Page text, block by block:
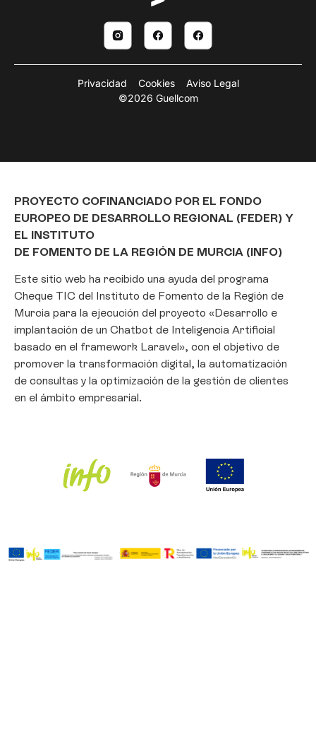
Gestionar consentimiento
Para ofrecer las mejores experiencias, utilizamos tecnologías como las
cookies para almacenar y/o acceder a la información del dispositivo. El
consentimiento de estas tecnologías nos permitirá procesar datos como
el comportamiento de navegación o las identificaciones únicas en este
Aceptar
Política de CookiesPolítica de privacidadAviso Legal
©2026 Guellcom
Privacidad Cookies Aviso Legal
PROYECTO COFINANCIADO POR EL FONDO
EUROPEO DE DESARROLLO REGIONAL (FEDER) Y
EL INSTITUTO
DE FOMENTO DE LA REGIÓN DE MURCIA (INFO)
Este sitio web ha recibido una ayuda del programa
Cheque TIC del Instituto de Fomento de la Región de
Murcia para la ejecución del proyecto «Desarrollo e
implantación de un Chatbot de Inteligencia Artificial
basado en el framework Laravel», con el objetivo de
promover la transformación digital, la automatización
de consultas y la optimización de la gestión de clientes
en el ámbito empresarial.